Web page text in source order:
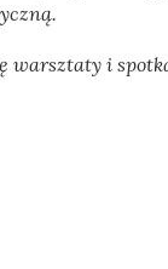
warsztaty i